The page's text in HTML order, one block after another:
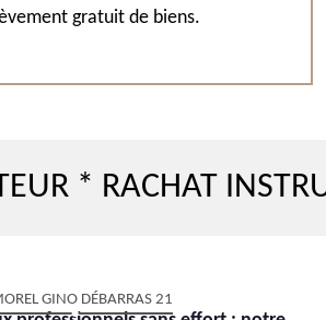
gratuit de biens.
GINO DÉBARRAS 21